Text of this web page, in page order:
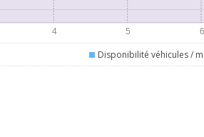
Disponibilité véhicules /